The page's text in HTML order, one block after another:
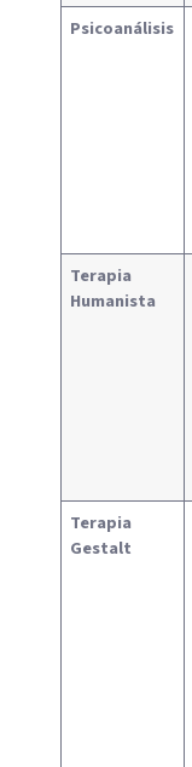
Psicoanálisis
Terapia
Humanista
Terapia
Gestalt